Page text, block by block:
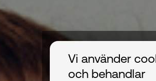
Vi använder
och behandlar